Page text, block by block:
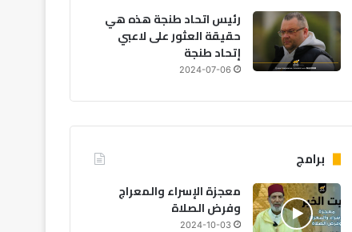
وموسيقى العالم وسط
رئيس اتحاد طنجة هذه هي
حقيقة العثور على لاعبي
إتحاد طنجة
2024-07-06
برامج
معجزة الإسراء والمعراج
وفرض الصلاة
2024-10-03